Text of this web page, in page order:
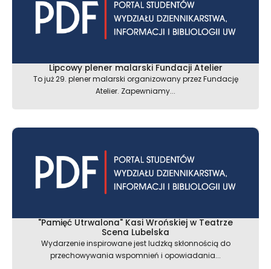
Lipcowy plener malarski Fundacji Atelier
To już 29. plener malarski organizowany przez Fundację
Atelier. Zapewniamy...
"Pamięć Utrwalona" Kasi Wrońskiej w Teatrze
Scena Lubelska
Wydarzenie inspirowane jest ludzką skłonnością do
przechowywania wspomnień i opowiadania...